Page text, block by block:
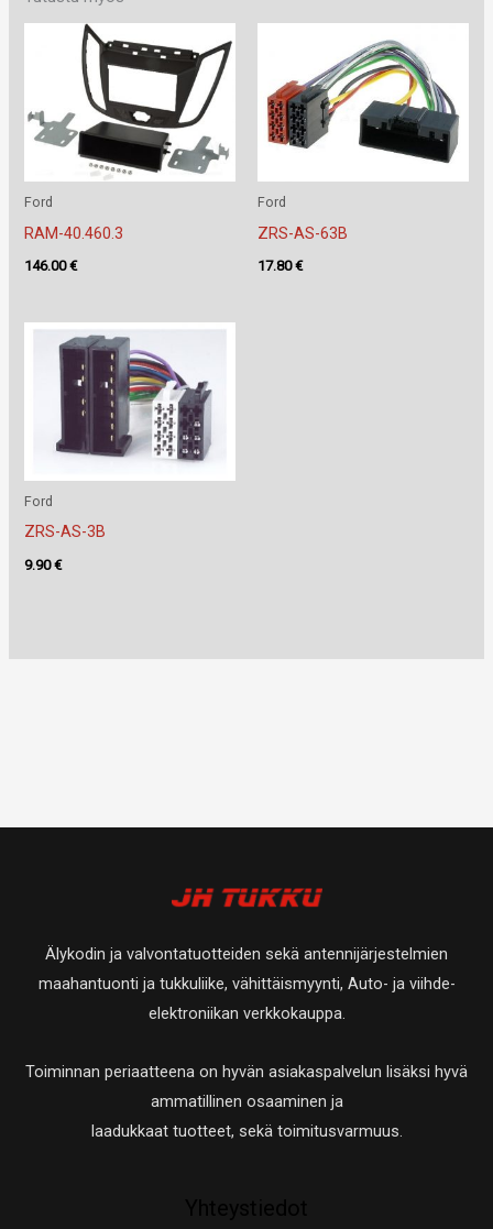
Ford
RAM-40.460.3
146.00€
Ford
ZRS-AS-63B
17.80€
Ford
ZRS-AS-3B
9.90€
Älykodin ja valvontatuotteiden sekä antennijärjestelmien
maahantuonti ja tukkuliike, vähittäismyynti, Auto- ja viihde-
elektroniikan verkkokauppa.
Toiminnan periaatteena on hyvän asiakaspalvelun lisäksi hyvä
ammatillinen osaaminen ja
laadukkaat tuotteet, sekä toimitusvarmuus.